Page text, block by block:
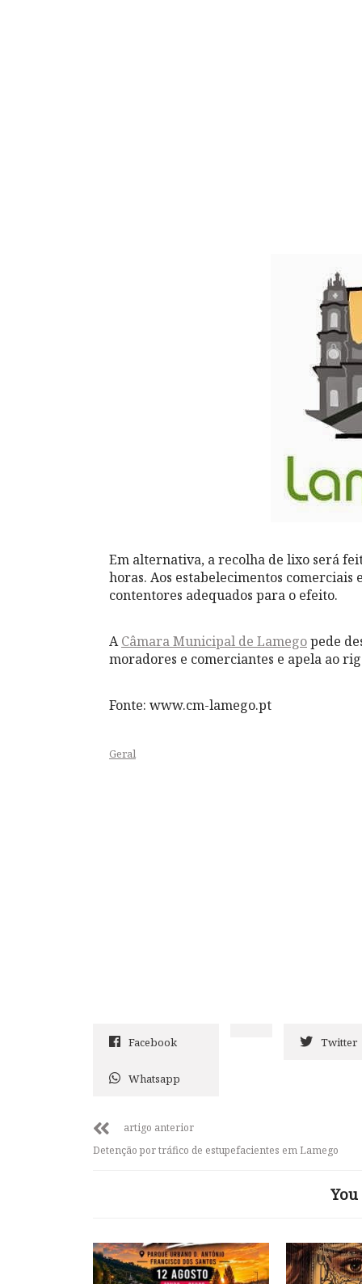
Em alternativa, a recolha de lixo será
horas. Aos estabelecimentos
contentores adequados para o efeito.
ACâmara Municipal de Lamegopede
moradores e comerciantes e apela ao
Fonte: www.cm-lamego.pt
Geral
Facebook Twitter
Whatsapp
artigo anterior
Detenção por tráfico de estupefacientes em Lamego